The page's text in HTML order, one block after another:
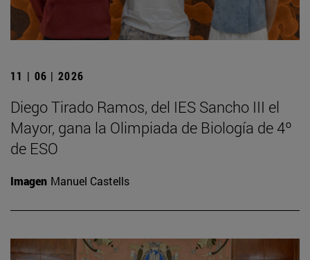
11 | 06 | 2026
Diego Tirado Ramos, del IES Sancho III el
Mayor, gana la Olimpiada de Biología de 4º
de ESO
Imagen Manuel Castells